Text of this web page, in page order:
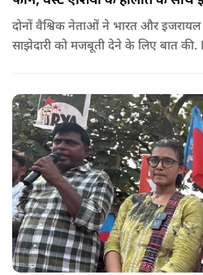
दोनों वैश्विक नेताओं ने भारत और
साझेदारी को मजबूती देने के ल‍िए बात